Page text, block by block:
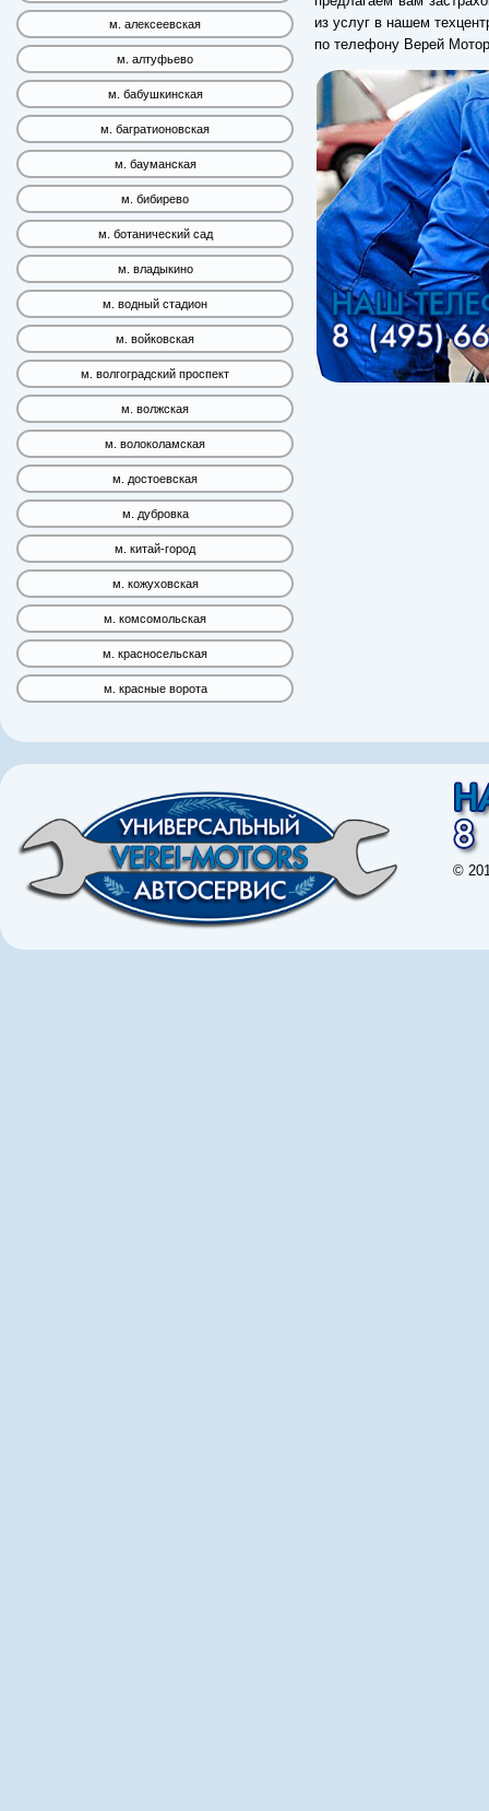
м. алексеевская
м. алтуфьево
м. бабушкинская
м. багратионовская
м. бауманская
м. бибирево
м. ботанический сад
м. владыкино
м. водный стадион
м. войковская
м. волгоградский проспект
м. волжская
м. волоколамская
м. достоевская
м. дубровка
м. китай-город
м. кожуховская
м. комсомольская
м. красносельская
м. красные ворота
из услуг в нашем
по телефону Верей
©